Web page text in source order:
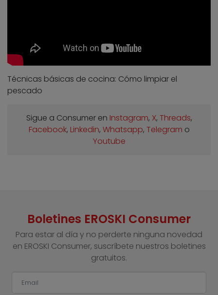
Técnicas básicas de cocina: Cómo limpiar el
pescado
Sigue a Consumer en Instagram, X, Threads,
Facebook, Linkedin, Whatsapp, Telegram o
Youtube
Boletines EROSKI Consumer
Para estar al día y no perderte ninguna novedad
en EROSKI Consumer, suscríbete nuestros boletines
gratuitos.